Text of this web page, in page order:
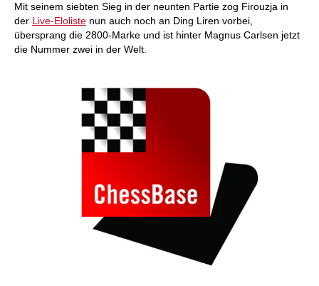
Mit seinem siebten Sieg in der neunten Partie zog Firouzja in
der Live-Eloliste nun auch noch an Ding Liren vorbei,
übersprang die 2800-Marke und ist hinter Magnus Carlsen jetzt
die Nummer zwei in der Welt.